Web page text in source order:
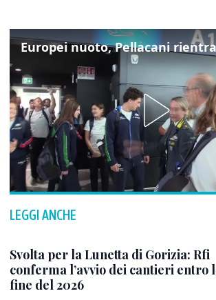
LEGGI ANCHE
Svolta per la Lunetta di Gorizia: Rfi
conferma l’avvio dei cantieri entro
fine del 2026